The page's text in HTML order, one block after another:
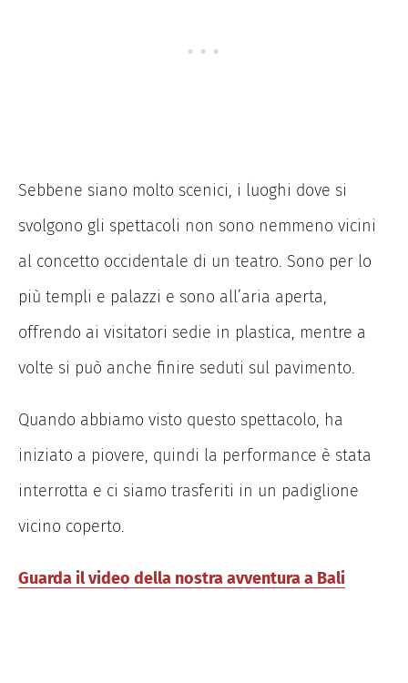
Sebbene siano molto scenici, i luoghi dove si
svolgono gli spettacoli non sono nemmeno vicini
al concetto occidentale di un teatro. Sono per lo
più templi e palazzi e sono all’aria aperta,
offrendo ai visitatori sedie in plastica, mentre a
volte si può anche finire seduti sul pavimento.
Quando abbiamo visto questo spettacolo, ha
iniziato a piovere, quindi la performance è stata
interrotta e ci siamo trasferiti in un padiglione
vicino coperto.
Guarda il video della nostra avventura a Bali